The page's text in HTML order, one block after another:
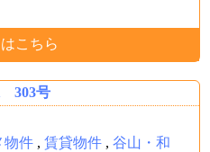
こちら
303号
物件 ,賃貸物件 ,谷山・和